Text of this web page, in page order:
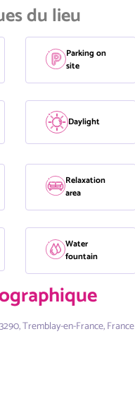
du lieu
Parking on
site
Daylight
Relaxation
area
Water
fountain
Tremblay-en-France, France